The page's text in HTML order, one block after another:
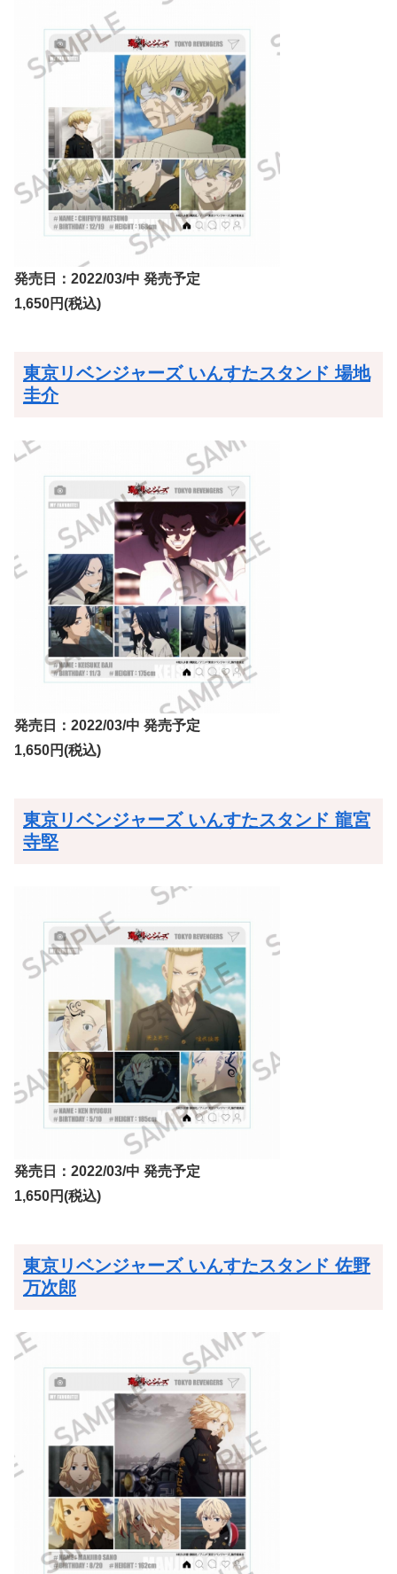
発売日：2022/03/中 発売予定
1,650円(税込)
東京リベンジャーズ いんすたスタンド 場地
圭介
発売日：2022/03/中 発売予定
1,650円(税込)
東京リベンジャーズ いんすたスタンド 龍宮
寺堅
発売日：2022/03/中 発売予定
1,650円(税込)
東京リベンジャーズ いんすたスタンド 佐野
万次郎